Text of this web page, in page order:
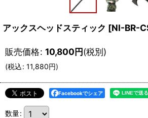
アックスヘッドスティック [NI-BR-
販売価格: 10,800円(税別)
(税込: 11,880円)
Facebookでシェア
数量: